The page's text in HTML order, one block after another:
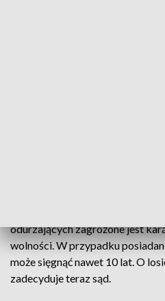
odurzających zagrożone jest
wolności. W przypadku
może sięgnąć nawet 10 lat. O
zadecyduje teraz sąd.